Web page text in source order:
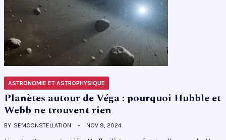
ASTRONOMIE ET ASTROPHYSIQUE
Planètes autour de Véga : pourquoi Hubble et
Webb ne trouvent rien
BY SEMCONSTELLATION NOV 9, 2024